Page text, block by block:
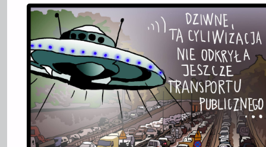
ŚMIECIACH
I
ZBĘDNYCH
RZECZACH!"